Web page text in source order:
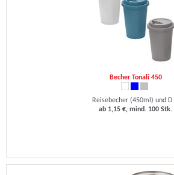
Becher Tonali 450
Reisebecher (450ml) und D
ab 1,15 €, mind. 100 Stk.